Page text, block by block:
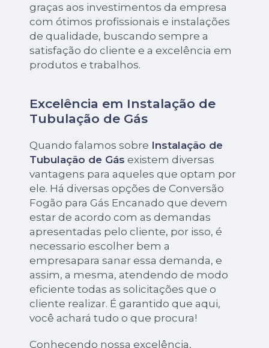
graças aos investimentos da empresa
com ótimos profissionais e instalações
de qualidade, buscando sempre a
satisfação do cliente e a excelência em
produtos e trabalhos.
Excelência em Instalação de
Tubulação de Gás
Quando falamos sobre Instalação de
Tubulação de Gás existem diversas
vantagens para aqueles que optam por
ele. Há diversas opções de Conversão
Fogão para Gás Encanado que devem
estar de acordo com as demandas
apresentadas pelo cliente, por isso, é
necessario escolher bem a
empresapara sanar essa demanda, e
assim, a mesma, atendendo de modo
eficiente todas as solicitações que o
cliente realizar. É garantido que aqui,
você achará tudo o que procura!
Conhecendo nossa excelência,